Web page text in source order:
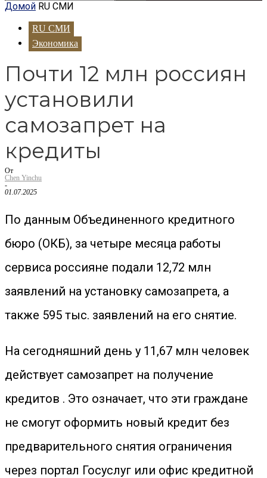
Домой RU СМИ
RU СМИ
Экономика
Почти 12 млн россиян
установили
самозапрет на
кредиты
От
Chen Yinchu
-
01.07.2025
По данным Объединенного кредитного
бюро (ОКБ), за четыре месяца работы
сервиса россияне подали 12,72 млн
заявлений на установку самозапрета, а
также 595 тыс. заявлений на его снятие.
На сегодняшний день у 11,67 млн человек
действует самозапрет на получение
кредитов . Это означает, что эти граждане
не смогут оформить новый кредит без
предварительного снятия ограничения
через портал Госуслуг или офис кредитной